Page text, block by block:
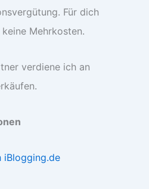
Für dich
Mehrkosten.
verdiene ich an
iBlogging.de